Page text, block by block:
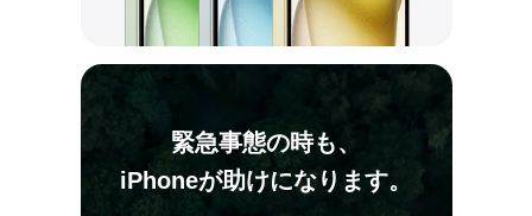
緊急事態の時も、
iPhoneが助けになります。